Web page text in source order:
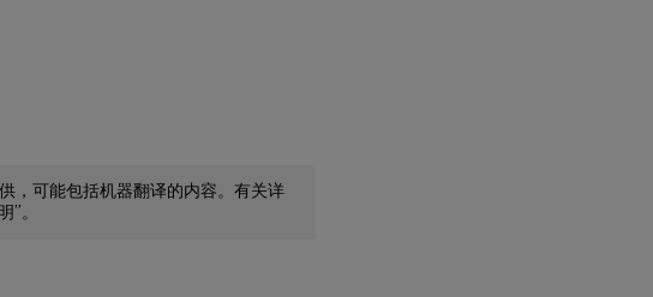
，可能包括机器翻译的内容。有关详
”。